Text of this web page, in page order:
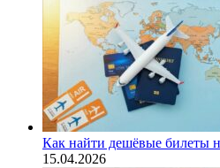
Как найти дешёвые билеты
15.04.2026